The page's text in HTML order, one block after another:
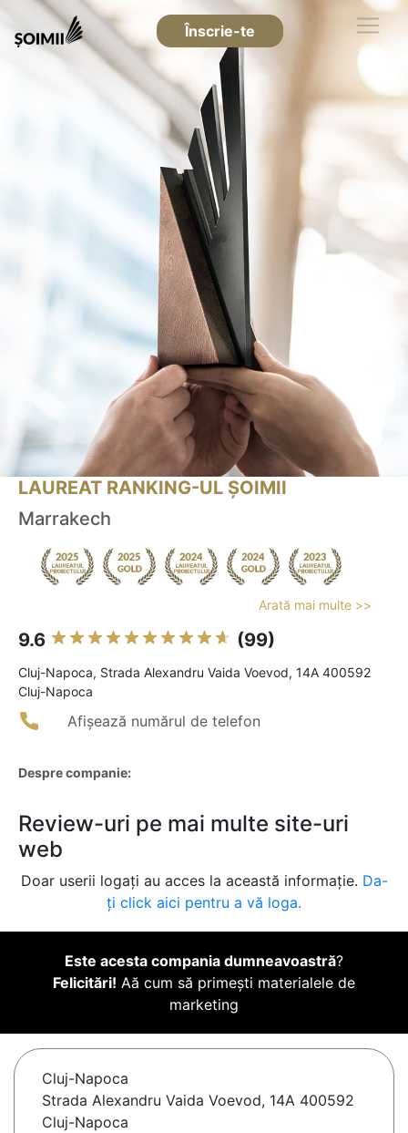
Înscrie-te
LAUREAT RANKING-UL ȘOIMII
Marrakech
Arată mai multe >>
9.6 (99)
Cluj-Napoca, Strada Alexandru Vaida Voevod, 14A 400592
Cluj-Napoca
Afișează numărul de telefon
Despre companie:
Review-uri pe mai multe site-uri
web
Doar userii logați au acces la această informație. Da-
ți click aici pentru a vă loga.
Este acesta compania dumneavoastră?
Felicitări! Aă cum să primești materialele de
marketing
Cluj-Napoca
Strada Alexandru Vaida Voevod, 14A 400592
Cluj-Napoca